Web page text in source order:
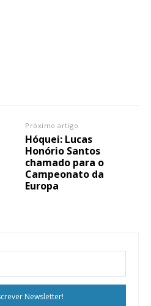
Próximo artigo
Hóquei: Lucas
Honório Santos
chamado para o
Campeonato da
Europa
Newsletter!